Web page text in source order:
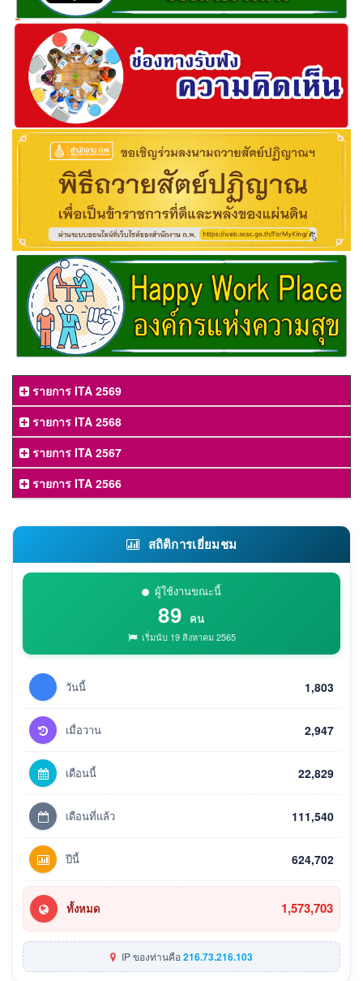
รายการ ITA 2569
รายการ ITA 2568
รายการ ITA 2567
รายการ ITA 2566
สถิติการเยี่ยมชม
ผู้ใช้งานขณะนี้
89 คน
เริ่มนับ 19 สิงหาคม 2565
วันนี้ 1,803
เมื่อวาน 2,947
เดือนนี้ 22,829
เดือนที่แล้ว 111,540
ปีนี้ 624,702
ทั้งหมด 1,573,703
IP ของท่านคือ216.73.216.103